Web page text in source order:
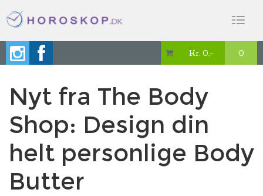
 Kr. 0,- 0
Nyt fra The Body
Shop: Design din
helt personlige Body
Butter